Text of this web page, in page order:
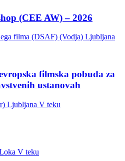
(CEE AW) – 2026
filma (DSAF) (Vodja) Ljubljana
filmska pobuda za
ustanovah
Ljubljana V teku
V teku